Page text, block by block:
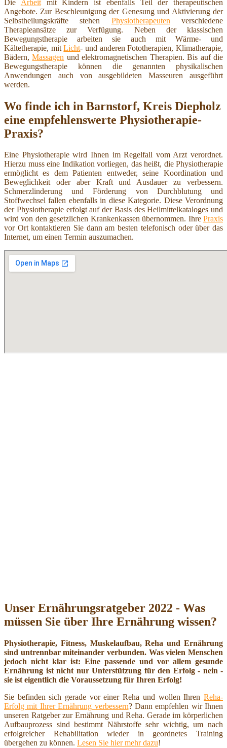
Die Arbeitmit Kindern ist ebenfalls Teil der therapeutischen
Angebote. Zur Beschleunigung der Genesung und Aktivierung der
Selbstheilungskräfte stehen Physiotherapeuten verschiedene
Therapieansätze zur Verfügung. Neben der klassischen
Bewegungstherapie arbeiten sie auch mit Wärme- und
Kältetherapie, mitLicht- und anderen Fototherapien, Klimatherapie,
Bädern,Massagen und elektromagnetischen Therapien. Bis auf die
Bewegungstherapie können die genannten physikalischen
Anwendungen auch von ausgebildeten Masseuren ausgeführt
werden.
Wo finde ich in Barnstorf, Kreis Diepholz
eine empfehlenswerte Physiotherapie-
Praxis?
Eine Physiotherapie wird Ihnen im Regelfall vom Arzt verordnet.
Hierzu muss eine Indikation vorliegen, das heißt, die Physiotherapie
ermöglicht es dem Patienten entweder, seine Koordination und
Beweglichkeit oder aber Kraft und Ausdauer zu verbessern.
Schmerzlinderung und Förderung von Durchblutung und
Stoffwechsel fallen ebenfalls in diese Kategorie. Diese Verordnung
der Physiotherapie erfolgt auf der Basis des Heilmittelkataloges und
wird von den gesetzlichen Krankenkassen übernommen. Ihre Praxis
vor Ort kontaktieren Sie dann am besten telefonisch oder über das
Internet, um einen Termin auszumachen.
Unser Ernährungsratgeber 2022 - Was
müssen Sie über Ihre Ernährung wissen?
Physiotherapie, Fitness, Muskelaufbau, Reha und Ernährung
sind untrennbar miteinander verbunden. Was vielen Menschen
jedoch nicht klar ist: Eine passende und vor allem gesunde
Ernährung ist nicht nur Unterstützung für den Erfolg - nein -
sie ist eigentlich die Voraussetzung für Ihren Erfolg!
Sie befinden sich gerade vor einer Reha und wollen Ihren Reha-
Erfolg mit Ihrer Ernährung verbessern? Dann empfehlen wir Ihnen
unseren Ratgeber zur Ernährung und Reha. Gerade im körperlichen
Aufbauprozess sind bestimmt Nährstoffe sehr wichtig, um nach
erfolgreicher Rehabilitation wieder in geordnetes Training
übergehen zu können. Lesen Sie hier mehr dazu!